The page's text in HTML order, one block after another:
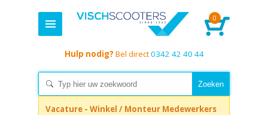
0
Hulp nodig? Bel direct0342 42 40 44
Vacature - Winkel / Monteur Medewerkers